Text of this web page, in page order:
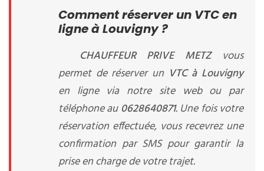
Comment réserver un VTC en
ligne à Louvigny ?
CHAUFFEUR PRIVE METZ vous
permet de réserver un VTC à Louvigny
en ligne via notre site web ou par
téléphone au 0628640871. Une fois votre
réservation effectuée, vous recevrez une
confirmation par SMS pour garantir la
prise en charge de votre trajet.